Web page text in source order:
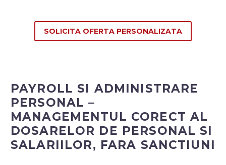
SOLICITA OFERTA PERSONALIZATA
PAYROLL SI ADMINISTRARE
PERSONAL –
MANAGEMENTUL CORECT AL
DOSARELOR DE PERSONAL SI
SALARIILOR, FARA SANCTIUNI